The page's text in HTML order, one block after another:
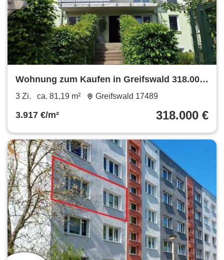
Wohnung zum Kaufen in Greifswald 318.000
€ 81.19 m²
3 Zi. ca. 81,19 m² Greifswald 17489
3.917 €/m² 318.000 €